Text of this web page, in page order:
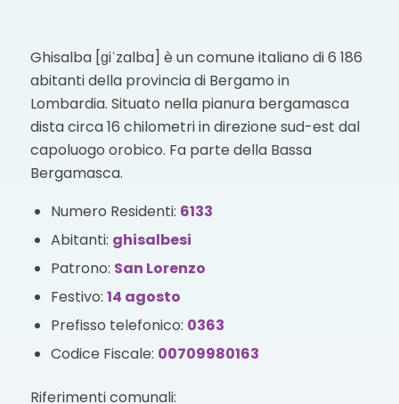
Ghisalba [ɡiˈzalba] è un comune italiano di 6 186
abitanti della provincia di Bergamo in
Lombardia. Situato nella pianura bergamasca
dista circa 16 chilometri in direzione sud-est dal
capoluogo orobico. Fa parte della Bassa
Bergamasca.
Numero Residenti: 6133
Abitanti: ghisalbesi
Patrono: San Lorenzo
Festivo: 14 agosto
Prefisso telefonico: 0363
Codice Fiscale: 00709980163
Riferimenti comunali: